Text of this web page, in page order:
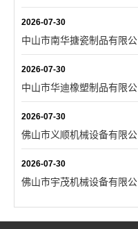
2026-07-30
中山市南华搪瓷制品有限
2026-07-30
中山市华迪橡塑制品有限
2026-07-30
佛山市义顺机械设备有限
2026-07-30
佛山市宇茂机械设备有限